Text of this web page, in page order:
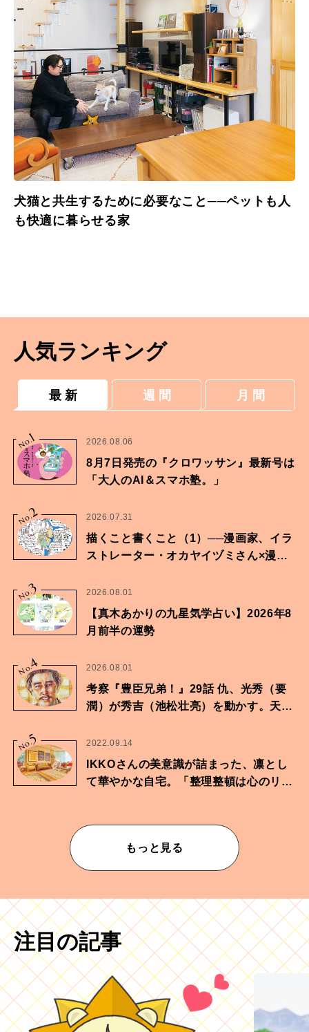
犬猫と共生するために必要なこと──ペットも人
も快適に暮らせる家
人気ランキング
最 新 週 間 月 間
No.
1 2026.08.06
8月7日発売の『クロワッサン』最新号は
「大人のAI＆スマホ塾。」
No.2 2026.07.31
描くこと書くこと（1）──漫画家、イラ
ストレーター・オカヤイヅミさん×漫画
No.
3 2026.08.01
【真木あかりの九星気学占い】2026年8
月前半の運勢
No.
4 2026.08.01
考察『豊臣兄弟！』29話 仇、光秀（要
潤）が秀吉（池松壮亮）を動かす。天下
No.
5 2022.09.14
IKKOさんの美意識が詰まった、凛とし
て華やかな自宅。「整理整頓は心のリズ
もっと見る
注目の記事